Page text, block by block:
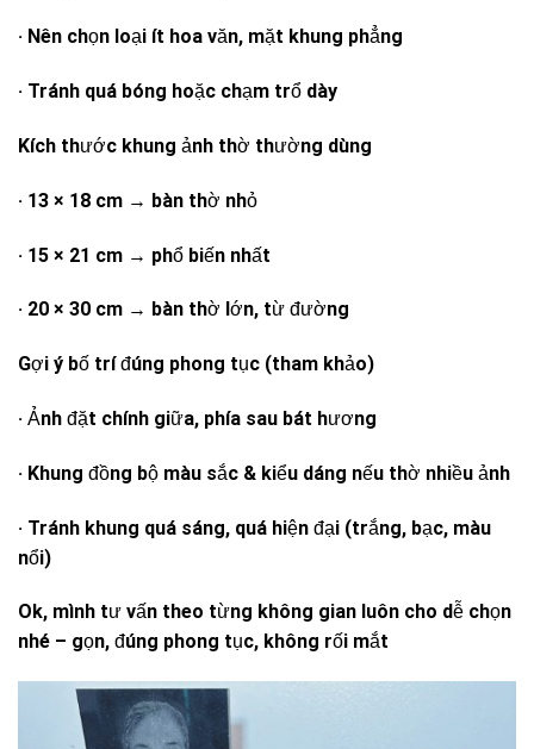
· Nên chọn loại ít hoa văn, mặt khung phẳng
· Tránh quá bóng hoặc chạm trổ dày
Kích thước khung ảnh thờ thường dùng
· 13 × 18 cm → bàn thờ nhỏ
· 15 × 21 cm → phổ biến nhất
· 20 × 30 cm → bàn thờ lớn, từ đường
Gợi ý bố trí đúng phong tục (tham khảo)
· Ảnh đặt chính giữa, phía sau bát hương
· Khung đồng bộ màu sắc & kiểu dáng nếu thờ nhiều ảnh
· Tránh khung quá sáng, quá hiện đại (trắng, bạc, màu
nổi)
Ok, mình tư vấn theo từng không gian luôn cho dễ chọn
nhé – gọn, đúng phong tục, không rối mắt